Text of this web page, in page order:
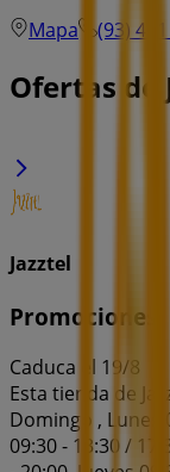
Mapa
(93)
Ofertas de
Jazztel
Promociones
Caduca el 19/8
Esta tienda de
Domingo , Lunes
09:30 - 13:30 /